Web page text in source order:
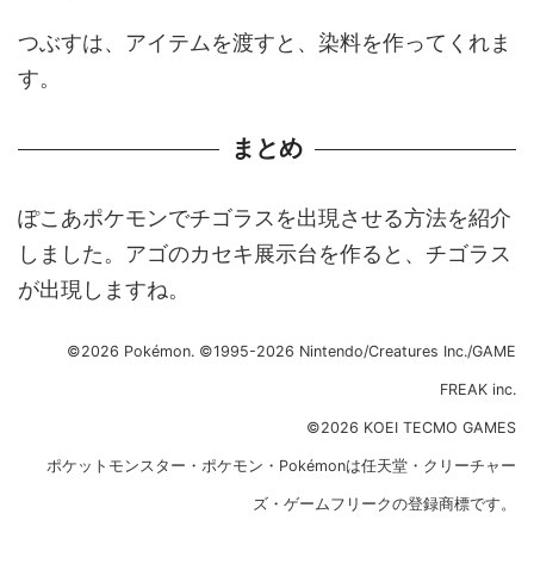
つぶすは、アイテムを渡すと、染料を作ってくれま
す。
まとめ
ぽこあポケモンでチゴラスを出現させる方法を紹介
しました。アゴのカセキ展示台を作ると、チゴラス
が出現しますね。
©2026 Pokémon. ©1995-2026 Nintendo/Creatures Inc./GAME
FREAK inc.
©2026 KOEI TECMO GAMES
ポケットモンスター・ポケモン・Pokémonは任天堂・クリーチャー
ズ・ゲームフリークの登録商標です。